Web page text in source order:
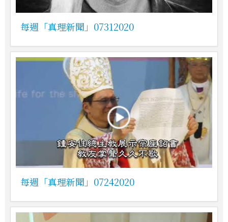
每週「真理新聞」07312020
每週「真理新聞」07242020